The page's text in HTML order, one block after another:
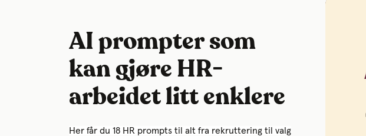
AI prompter som
kan gjøre HR-
arbeidet litt enklere
Her får du 18 HR prompts til alt fra rekruttering til valg